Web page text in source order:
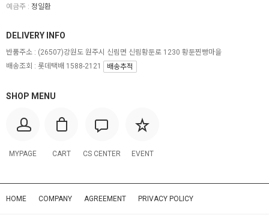
예금주 : 정일환
SHOP MENU
MYPAGE CART CS CENTER EVENT
DELIVERY INFO
반품주소 : (26507)강원도 원주시 신림면 신림황둔로 1230 황둔찐빵마을
배송조회 : 롯데택배 1588-2121
배송추적
HOME COMPANY AGREEMENT PRIVACY POLICY